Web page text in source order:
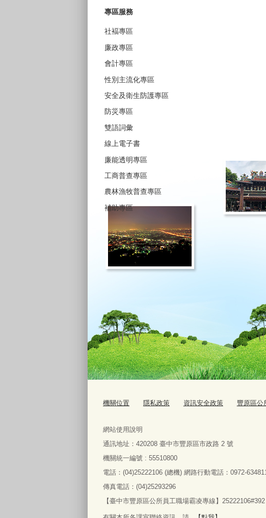
專區服務
社褔專區
廉政專區
會計專區
性別主流化專區
安全及衛生防護專區
防災專區
雙語詞彙
線上電子書
廉能透明專區
工商普查專區
農林漁牧普查專區
補助專區
機關位置 隱私政策 資訊安全政策 豐原區公
網站使用說明
通訊地址： 420208 臺中市豐原區市政路 2 號
機關統一編號 : 55510800
電話： (04)25222106 (總機) 網路行動電話： 0972-
傳真電話： (04)25293296
【臺中市豐原區公所員工職場霸凌專線】